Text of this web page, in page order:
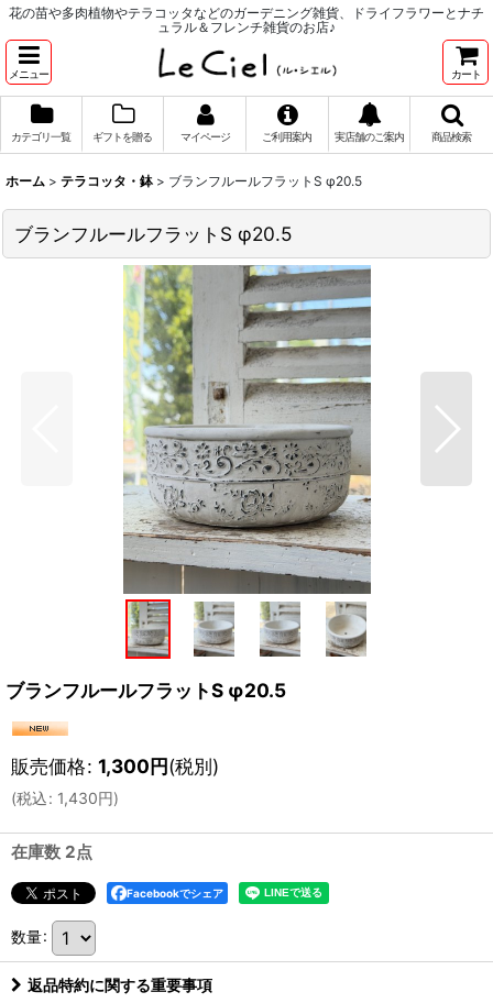
花の苗や多肉植物やテラコッタなどのガーデニング雑貨、ドライフラワーとナチ
ュラル＆フレンチ雑貨のお店♪
メニュー カート
カテゴリ一覧 ギフトを贈る マイページ ご利用案内 実店舗のご案内 商品検索
ホーム > テラコッタ・鉢 > ブランフルールフラットS φ20.5
ブランフルールフラットS φ20.5
ブランフルールフラットS φ20.5
販売価格: 1,300円(税別)
(税込: 1,430円)
在庫数 2点
Facebookでシェア
数量:
返品特約に関する重要事項